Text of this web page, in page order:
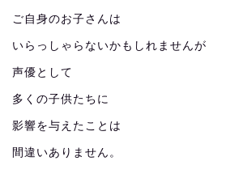
ご自身のお子さんは
いらっしゃらないかもしれませんが
声優として
多くの子供たちに
影響を与えたことは
間違いありません。